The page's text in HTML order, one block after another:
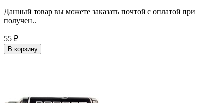
Данный товар вы можете заказать почтой с оплатой при
получен..
55 ₽
В корзину